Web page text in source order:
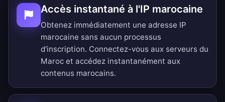
Accès instantané à l'IP marocaine
Obtenez immédiatement une adresse IP
marocaine sans aucun processus
d'inscription. Connectez-vous aux serveurs du
Maroc et accédez instantanément aux
contenus marocains.